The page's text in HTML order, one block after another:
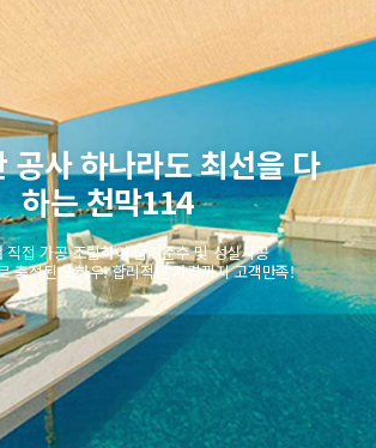
공사 하나라도 최선을 다
하는 천막114
직접 가공 조립하여 납기준수 및 성실시공
축적된 노하우! 합리적인 가격까지 고객만족!